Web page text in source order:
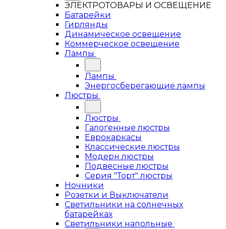
ЭЛЕКТРОТОВАРЫ И ОСВЕЩЕНИЕ
Батарейки
Гирлянды
Динамическое освещение
Коммерческое освещение
Лампы
Лампы
Энергосберегающие лампы
Люстры
Люстры
Галогенные люстры
Еврокаркасы
Классические люстры
Модерн люстры
Подвесные люстры
Серия "Торт" люстры
Ночники
Розетки и Выключатели
Светильники на солнечных
батарейках
Светильники напольные